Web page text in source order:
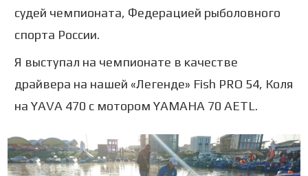
судей чемпионата, Федерацией рыболовного
спорта России.
Я выступал на чемпионате в качестве
драйвера на нашей «Легенде» Fish PRO 54, Коля
на YAVA 470 с мотором YAMAHA 70 AETL.